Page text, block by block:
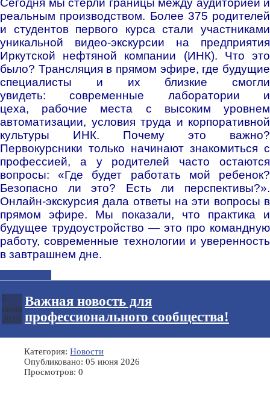
Сегодня мы стерли границы между аудиторией и
реальным производством. Более 375 родителей
и студентов первого курса стали участниками
уникальной видео-экскурсии на предприятия
Иркутской нефтяной компании (ИНК). Что это
было? Трансляция в прямом эфире, где будущие
специалисты и их близкие смогли
увидеть:современные лаборатории и
цеха, рабочие места с высоким уровнем
автоматизации, условия труда и корпоративной
культуры ИНК. Почему это важно?
Первокурсники только начинают знакомиться с
профессией, а у родителей часто остаются
вопросы: «Где будет работать мой ребенок?
Безопасно ли это? Есть ли перспективы?».
Онлайн-экскурсия дала ответы на эти вопросы в
прямом эфире. Мы показали, что практика и
будущее трудоустройство — это про командную
работу, современные технологии и уверенность
в завтрашнем дне.
5
июня
2026
Важная новость для
профессионального сообщества!
Категория: Новости
Опубликовано: 05 июня 2026
Просмотров: 0